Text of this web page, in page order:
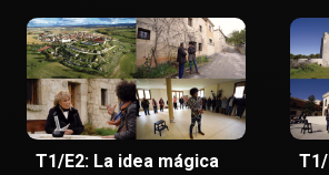
T1/E2: La idea mágica T1/